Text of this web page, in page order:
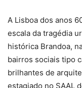
A Lisboa dos anos
escala da tragédia
histórica Brandoa,
bairros sociais tipo
brilhantes de
estagiado no SAAL